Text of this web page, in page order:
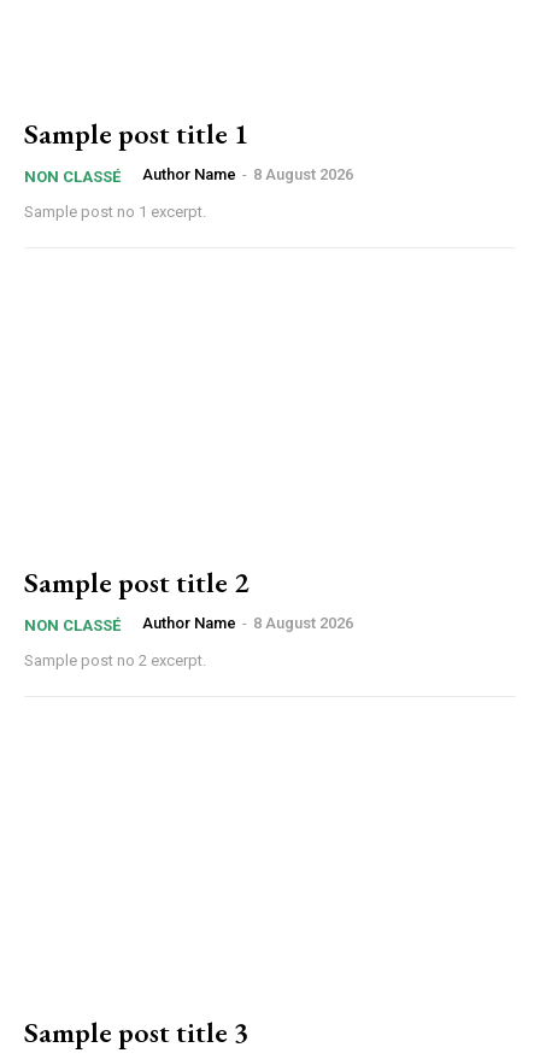
Sample post title 1
NON CLASSÉ Author Name - 8 August 2026
Sample post no 1 excerpt.
Sample post title 2
NON CLASSÉ Author Name - 8 August 2026
Sample post no 2 excerpt.
Sample post title 3